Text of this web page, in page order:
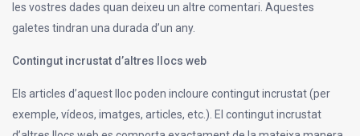
les vostres dades quan deixeu un altre comentari. Aquestes
galetes tindran una durada d’un any.
Contingut incrustat d’altres llocs web
Els articles d’aquest lloc poden incloure contingut incrustat (per
exemple, vídeos, imatges, articles, etc.). El contingut incrustat